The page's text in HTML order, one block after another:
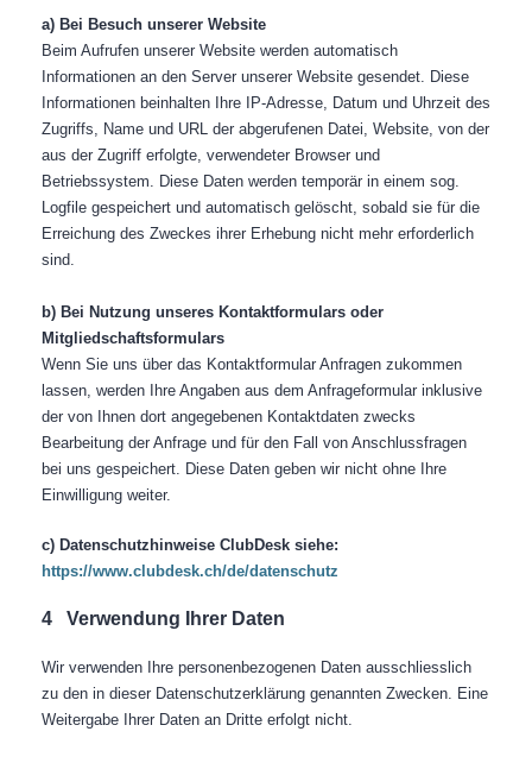
a) Bei Besuch unserer Website
Beim Aufrufen unserer Website werden automatisch
Informationen an den Server unserer Website gesendet. Diese
Informationen beinhalten Ihre IP-Adresse, Datum und Uhrzeit des
Zugriffs, Name und URL der abgerufenen Datei, Website, von der
aus der Zugriff erfolgte, verwendeter Browser und
Betriebssystem. Diese Daten werden temporär in einem sog.
Logfile gespeichert und automatisch gelöscht, sobald sie für die
Erreichung des Zweckes ihrer Erhebung nicht mehr erforderlich
sind.
b) Bei Nutzung unseres Kontaktformulars oder
Mitgliedschaftsformulars
Wenn Sie uns über das Kontaktformular Anfragen zukommen
lassen, werden Ihre Angaben aus dem Anfrageformular inklusive
der von Ihnen dort angegebenen Kontaktdaten zwecks
Bearbeitung der Anfrage und für den Fall von Anschlussfragen
bei uns gespeichert. Diese Daten geben wir nicht ohne Ihre
Einwilligung weiter.
c) Datenschutzhinweise ClubDesk siehe:
https://www.clubdesk.ch/de/datenschutz
4 Verwendung Ihrer Daten
Wir verwenden Ihre personenbezogenen Daten ausschliesslich
zu den in dieser Datenschutzerklärung genannten Zwecken. Eine
Weitergabe Ihrer Daten an Dritte erfolgt nicht.